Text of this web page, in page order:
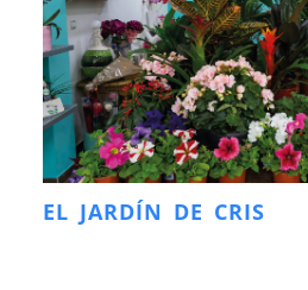
EL JARDÍN DE CRIS